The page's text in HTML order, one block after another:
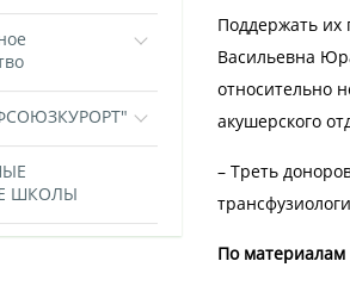
ШКОЛЫ
Поддержать их
Васильевна
относительно
акушерского
– Треть
По материалам